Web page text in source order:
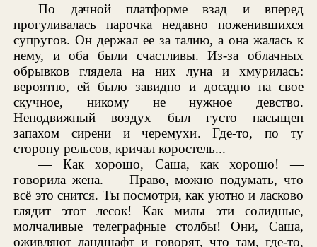
По дачной платформе взад и вперед
прогуливалась парочка недавно поженившихся
супругов. Он держал ее за талию, а она жалась к
нему, и оба были счастливы. Из-за облачных
обрывков глядела на них луна и хмурилась:
вероятно, ей было завидно и досадно на свое
скучное, никому не нужное девство.
Неподвижный воздух был густо насыщен
запахом сирени и черемухи. Где-то, по ту
сторону рельсов, кричал коростель...
— Как хорошо, Саша, как хорошо! —
говорила жена. — Право, можно подумать, что
всё это снится. Ты посмотри, как уютно и ласково
глядит этот лесок! Как милы эти солидные,
молчаливые телеграфные столбы! Они, Саша,
оживляют ландшафт и говорят, что там, где-то,